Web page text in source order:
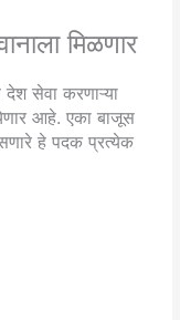
मिळणार
देश सेवा करणाऱ्या
आहे. एका बाजूस
हे पदक प्रत्येक